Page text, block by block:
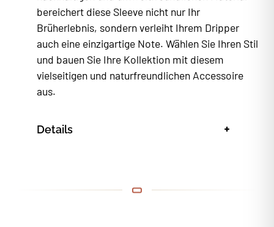
bereichert diese Sleeve nicht nur Ihr
Brüherlebnis, sondern verleiht Ihrem Dripper
auch eine einzigartige Note. Wählen Sie Ihren Stil
und bauen Sie Ihre Kollektion mit diesem
vielseitigen und naturfreundlichen Accessoire
aus.
Details +